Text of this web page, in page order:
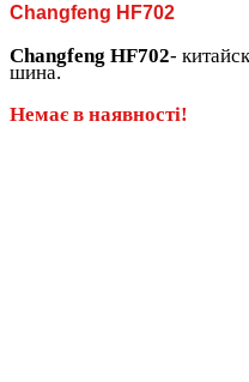
Changfeng HF702
Changfeng HF702-
шина.
Немає в наявності!